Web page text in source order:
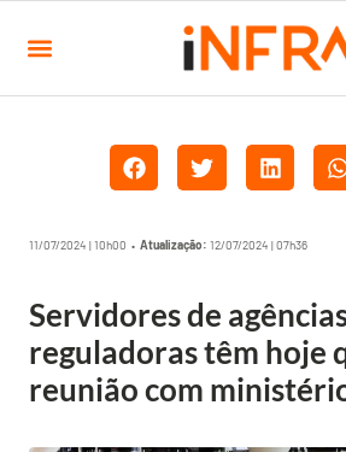
11/07/2024 | 10h00 • Atualização: 12/07/2024 | 07h36
Servidores de
reguladoras têm hoje
reunião com